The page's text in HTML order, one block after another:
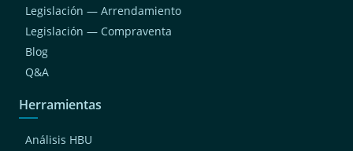
Legislación — Arrendamiento
Legislación — Compraventa
Blog
Q&A
Herramientas
Análisis HBU